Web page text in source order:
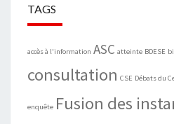
TAGS
accès à l'information ASC atteinte BDESE
consultation CSE Débats du
enquête Fusion des